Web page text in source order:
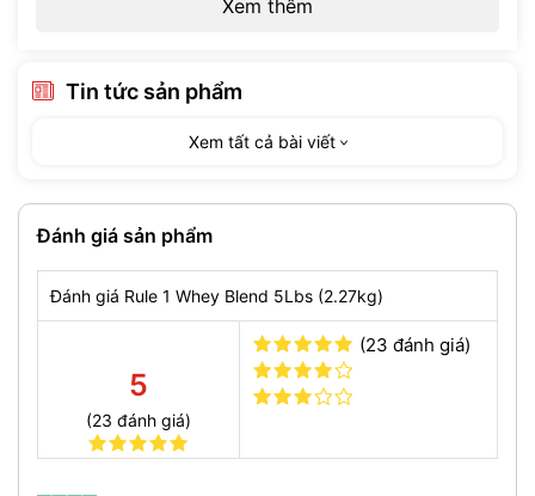
Xem thêm
Tin tức sản phẩm
Xem tất cả bài viết
Đánh giá sản phẩm
Đánh giá Rule 1 Whey Blend 5Lbs (2.27kg)
5
(23 đánh giá)
(23 đánh giá)